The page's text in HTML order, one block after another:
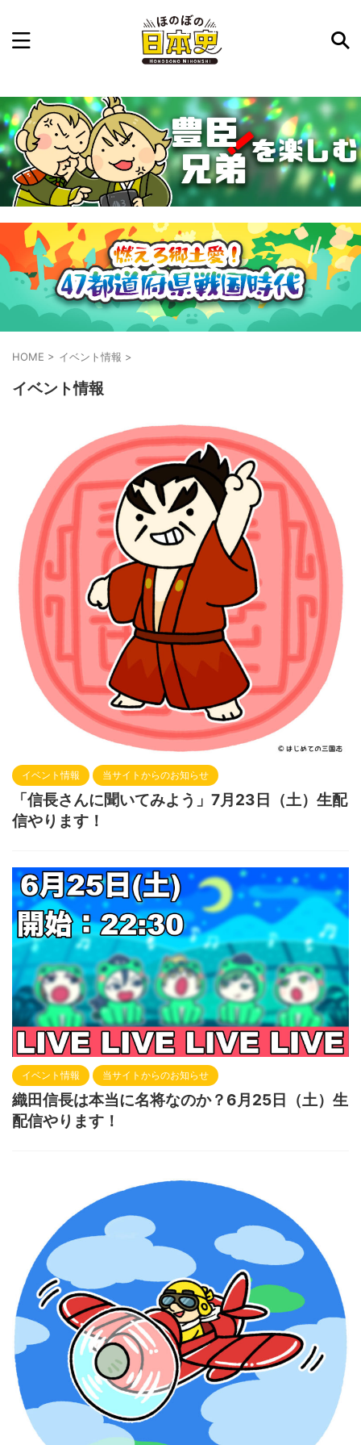
気になった日本史の事件や人物、時代などを入力して
ね。中の人が24時間手動で検索結果を提示するよ（嘘
です）
例：織田信長 長篠の戦い
HOME > イベント情報 >
イベント情報
イベント情報 当サイトからのお知らせ
「信長さんに聞いてみよう」7月23日（土）生配
信やります！
イベント情報 当サイトからのお知らせ
織田信長は本当に名将なのか？6月25日（土）生
配信やります！